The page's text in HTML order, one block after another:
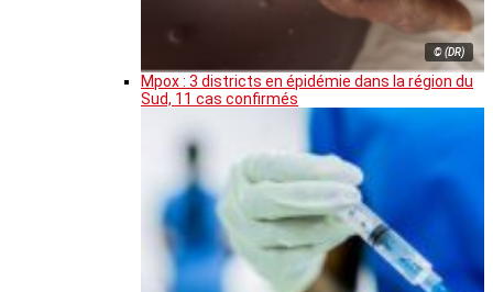
© (DR)
Mpox : 3 districts en épidémie dans la région du
Sud, 11 cas confirmés